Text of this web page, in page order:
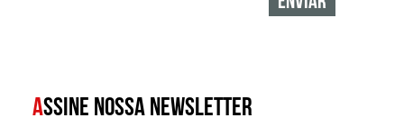
ASSINE NOSSA NEWSLETTER